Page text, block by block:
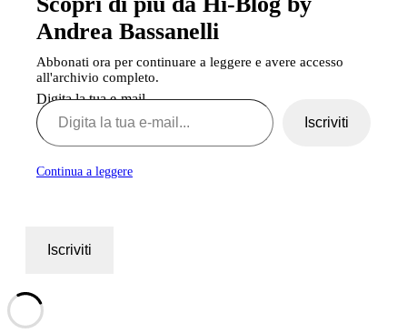
Andrea Bassanelli
Abbonati ora per continuare a leggere e avere accesso
all'archivio completo.
Digita la tua e-mail...
Iscriviti
Continua a leggere
Iscriviti